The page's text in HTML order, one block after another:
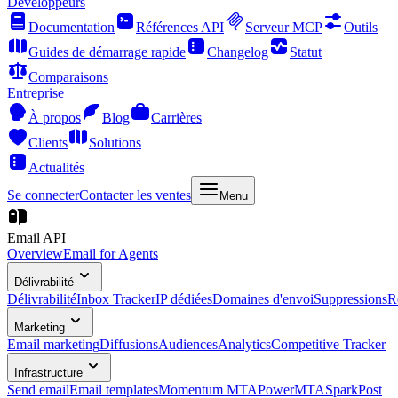
Documentation
Références API Serveur MCP
Outils
Guides de démarrage rapide
Changelog
Statut
Comparaisons
Entreprise
À propos
Blog
Carrières
Clients
Solutions
Actualités
Se connecterContacter les ventes Menu
Email API
OverviewEmail for Agents
Délivrabilité
DélivrabilitéInbox TrackerIP dédiéesDomaines d'envoiSuppressions
Marketing
Email marketingDiffusionsAudiencesAnalyticsCompetitive Tracker
Infrastructure
Send emailEmail templatesMomentum MTAPowerMTASparkPost